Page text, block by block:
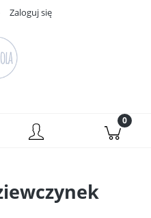
Zaloguj się